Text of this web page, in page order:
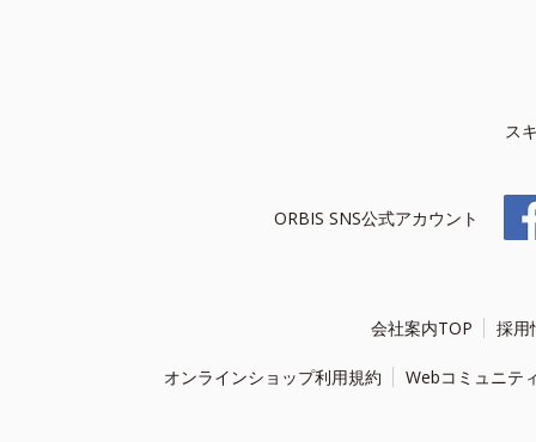
ス
ORBIS SNS公式アカウント
会社案内TOP 採用
オンラインショップ利用規約 Webコミュニテ